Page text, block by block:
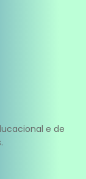
e de